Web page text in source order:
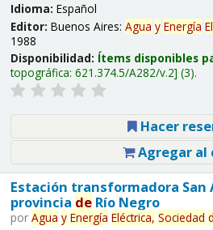
Idioma: Español
Editor: Buenos Aires: Agua y Energía
1988
Disponibilidad: Ítems disponibles
topográfica: 621.374.5/A282/v.2 (3).
Hacer
Agregar al
Estación transformadora San
provincia deRío Negro
por Agua y Energía Eléctrica, Sociedad